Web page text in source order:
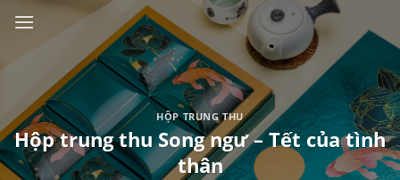
HỘP TRUNG THU
Hộp trung thu Song ngư – Tết của tình
thân